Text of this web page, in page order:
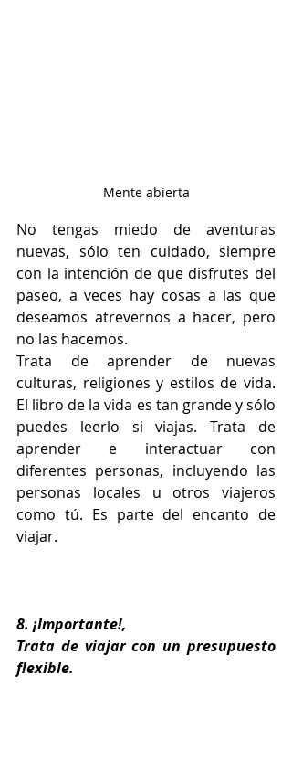
Mente abierta
No tengas miedo de aventuras
nuevas, sólo ten cuidado, siempre
con la intención de que disfrutes del
paseo, a veces hay cosas a las que
deseamos atrevernos a hacer, pero
no las hacemos.
Trata de aprender de nuevas
culturas, religiones y estilos de vida.
El libro de la vida es tan grande y sólo
puedes leerlo si viajas. Trata de
aprender e interactuar con
diferentes personas, incluyendo las
personas locales u otros viajeros
como tú. Es parte del encanto de
viajar.
8. ¡Importante!,
Trata de viajar con un presupuesto
flexible.